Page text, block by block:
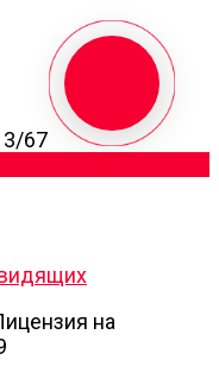
67
на